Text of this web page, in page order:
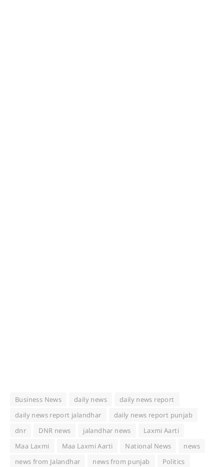
Business News daily news
daily news report
daily news report jalandhar
daily news report punjab
dnr
DNR news jalandhar news
Laxmi Aarti
Maa Laxmi
Maa Laxmi Aarti National News
news
news from Jalandhar
news from punjab
Politics